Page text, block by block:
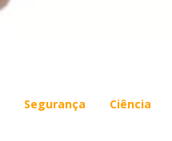
Segurança Ciência